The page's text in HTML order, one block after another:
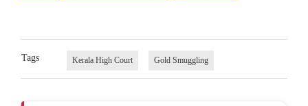
Tags Kerala High Court Gold Smuggling